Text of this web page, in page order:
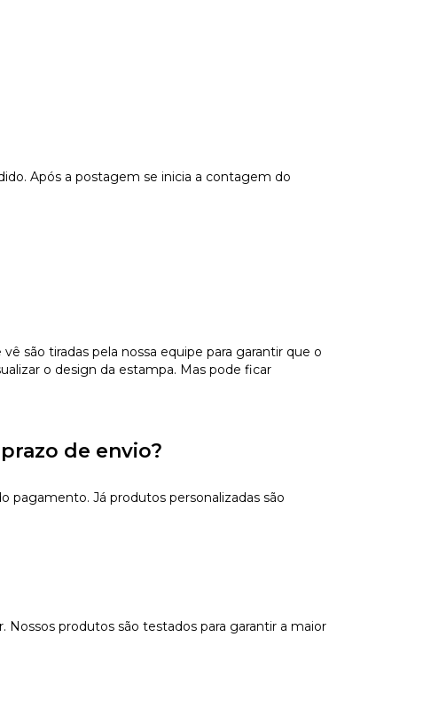
Após a postagem se inicia a contagem do
são tiradas pela nossa equipe para garantir que o
o design da estampa. Mas pode ficar
de envio?
pagamento. Já produtos personalizadas são
produtos são testados para garantir a maior